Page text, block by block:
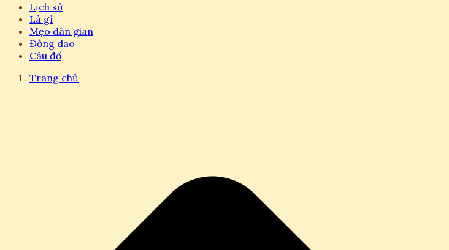
Lịch sử
Là gì
Mẹo dân gian
Đồng dao
Câu đố
Trang chủ